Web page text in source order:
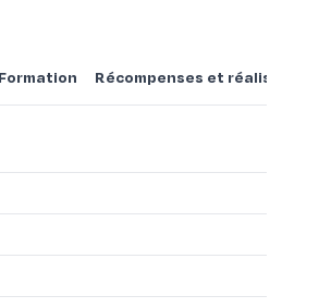
Formation Récompenses et